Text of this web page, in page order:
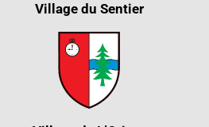
Village du Sentier